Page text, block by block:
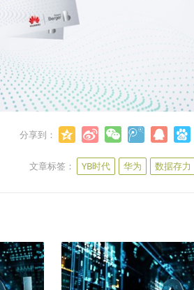
分享到：
文章标签： YB时代 华为 数据存力